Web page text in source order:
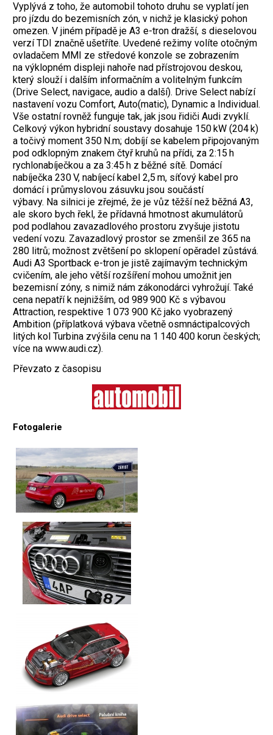
Vyplývá z toho, že automobil tohoto druhu se vyplatí jen
pro jízdu do bezemisních zón, v nichž je klasický pohon
omezen. V jiném případě je A3 e-tron dražší, s dieselovou
verzí TDI značně ušetříte. Uvedené režimy volíte otočným
ovladačem MMI ze středové konzole se zobrazením
na výklopném displeji nahoře nad přístrojovou deskou,
který slouží i dalším informačním a volitelným funkcím
(Drive Select, navigace, audio a další). Drive Select nabízí
nastavení vozu Comfort, Auto(matic), Dynamic a Individual.
Vše ostatní rovněž funguje tak, jak jsou řidiči Audi zvyklí.
Celkový výkon hybridní soustavy dosahuje 150 kW (204 k)
a točivý moment 350 N.m; dobíjí se kabelem připojovaným
pod odklopným znakem čtyř kruhů na přídi, za 2:15 h
rychlonabíječkou a za 3:45 h z běžné sítě. Domácí
nabíječka 230 V, nabíjecí kabel 2,5 m, síťový kabel pro
domácí i průmyslovou zásuvku jsou součástí
výbavy. Na silnici je zřejmé, že je vůz těžší než běžná A3,
ale skoro bych řekl, že přídavná hmotnost akumulátorů
pod podlahou zavazadlového prostoru zvyšuje jistotu
vedení vozu. Zavazadlový prostor se zmenšil ze 365 na
280 litrů; možnost zvětšení po sklopení opěradel zůstává.
Audi A3 Sportback e-tron je jistě zajímavým technickým
cvičením, ale jeho větší rozšíření mohou umožnit jen
bezemisní zóny, s nimiž nám zákonodárci vyhrožují. Také
cena nepatří k nejnižším, od 989 900 Kč s výbavou
Attraction, respektive 1 073 900 Kč jako vyobrazený
Ambition (příplatková výbava včetně osmnáctipalcových
litých kol Turbina zvýšila cenu na 1 140 400 korun českých;
více na www.audi.cz).
Převzato z časopisu
Fotogalerie